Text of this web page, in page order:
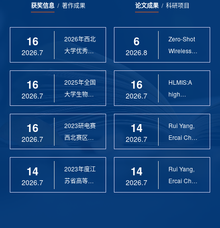
获奖信息/ 著作成果
16
2026.7
2026年西北
大学优秀硕
士论文指导
16
2026.7
2025年全国
大学生物联
网设计竞赛
16
2026.7
2023研电赛
西北赛区优
秀指导教师
14
2026.7
2023年度江
苏省高等学
校科学技术
论文成果/ 科研项目
6
2026.8
Zero-Shot
Wireless
Sensor
16
2026.7
HLMIS:A
high
Resolution
14
2026.7
Rui Yang,
Ercai Chen
and
14
2026.7
Rui Yang,
Ercai Chen
and